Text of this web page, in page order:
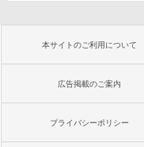
本サイトのご利用について
広告掲載のご案内
プライバシーポリシー